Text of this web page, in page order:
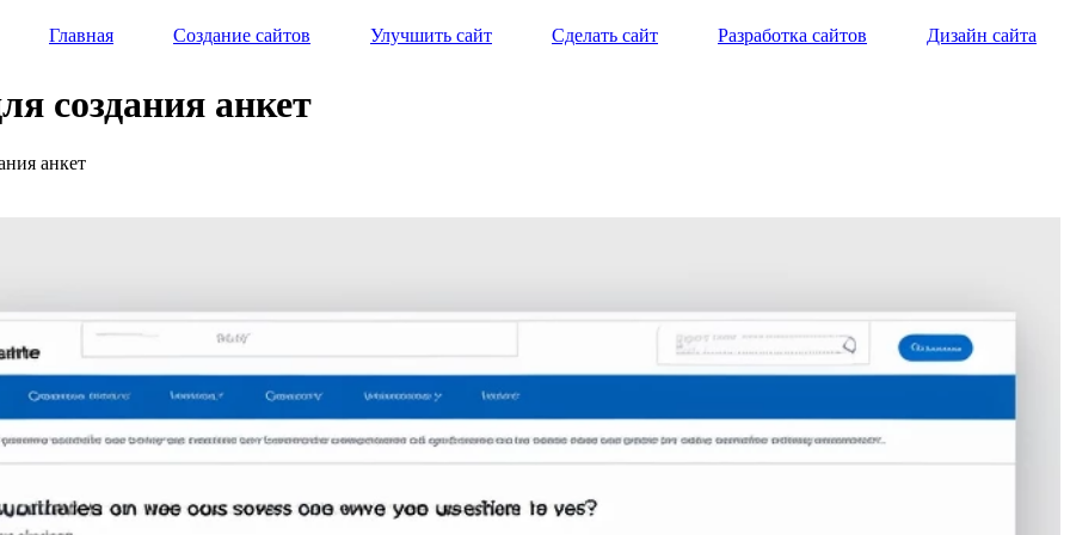
Главная Создание сайтов Улучшить сайт Сделать сайт Разработка сайтов Дизайн сайта
создания анкет
анкет